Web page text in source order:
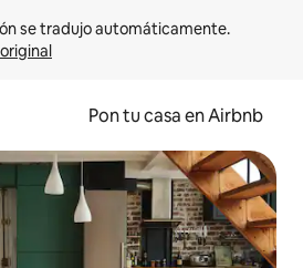
Pon tu casa en Airbnb